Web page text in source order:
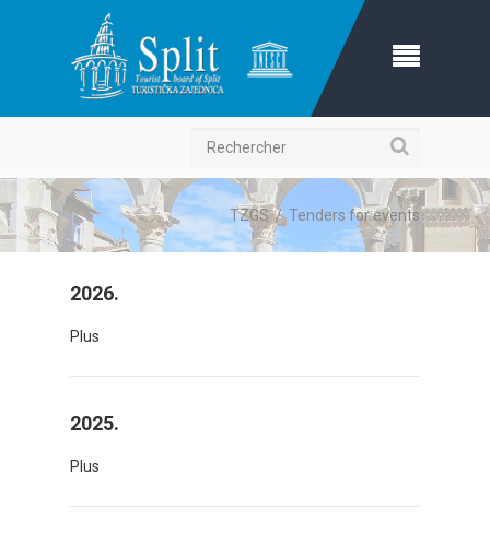
Rechercher
TZGS/Tenders for events
2026.
Plus
2025.
Plus